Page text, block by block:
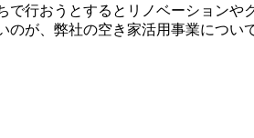
で行おうとするとリノベーション
のが、弊社の空き家活用事業につい